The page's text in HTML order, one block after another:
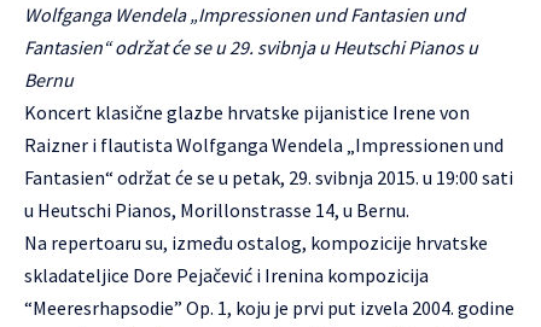
Wolfganga Wendela „Impressionen und Fantasien und
Fantasien“ održat će se u 29. svibnja u Heutschi Pianos u
Bernu
Koncert klasične glazbe hrvatske pijanistice Irene von
Raizner i flautista Wolfganga Wendela „Impressionen und
Fantasien“ održat će se u petak, 29. svibnja 2015. u 19:00 sati
u Heutschi Pianos, Morillonstrasse 14, u Bernu.
Na repertoaru su, između ostalog, kompozicije hrvatske
skladateljice Dore Pejačević i Irenina kompozicija
“Meeresrhapsodie” Op. 1, koju je prvi put izvela 2004. godine